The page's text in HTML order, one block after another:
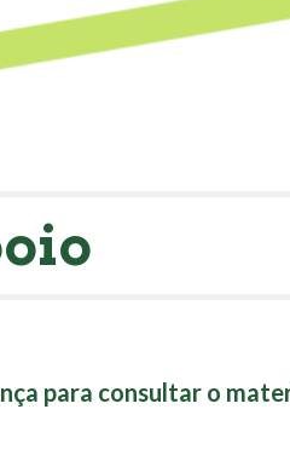
para consultar o